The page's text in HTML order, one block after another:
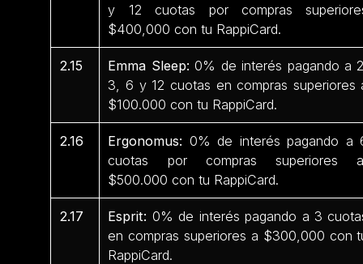
y 12 cuotas por compras
$400,000 con tu RappiCard.
2.15 Emma Sleep: 0% de interés pagando a
3, 6 y 12 cuotas en compras superiores
$100.000 con tu RappiCard.
2.16 Ergonomus: 0% de interés pagando a
cuotas por compras superiores
$500.000 con tu RappiCard.
2.17 Esprit: 0% de interés pagando a 3
en compras superiores a $300,000 con
RappiCard.